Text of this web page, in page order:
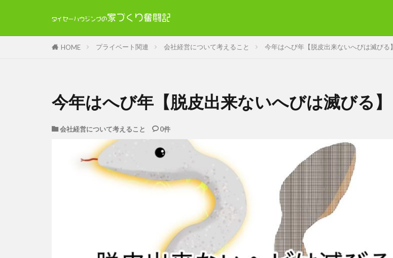
HOME プライベート関連 会社経営について考えること 今年はへび年【脱皮出来ないへびは滅びる】
今年はへび年【脱皮出来ないへびは滅びる】
会社経営について考えること 0件